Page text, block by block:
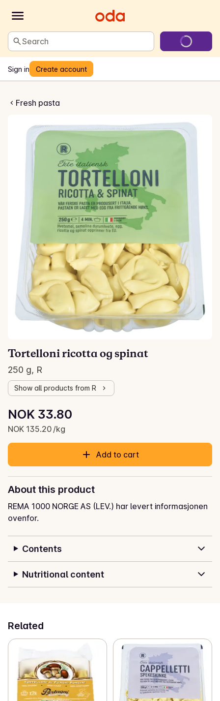
Search
Sign in Create account
Fresh pasta
og spinat
Tortelloni ricotta og spinat
250 g, R
Show all products from R
Current price is: NOK 33.80
NOK 33.80
NOK 135.20 /kg
Unit price: NOK 135.20 /kg
Add to cart
About this product
REMA 1000 NORGE AS (LEV.) har levert informasjonen
ovenfor.
Contents
Nutritional content
Related